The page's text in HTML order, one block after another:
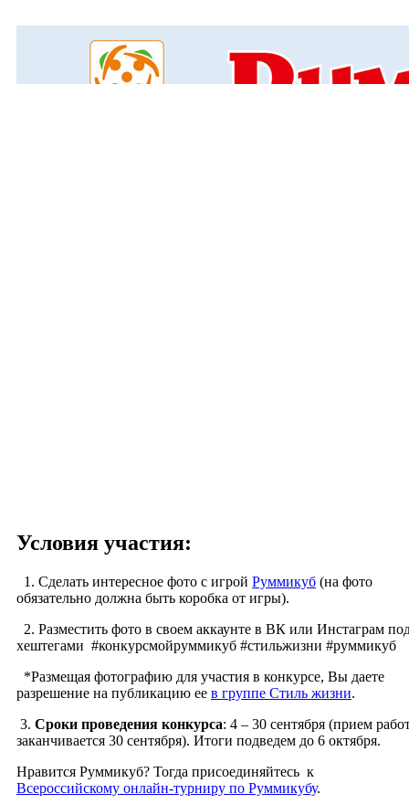
Условия участия:
1. Сделать интересное фото с игрой Руммикуб (на фото
обязательно должна быть коробка от игры).
2. Разместить фото в своем аккаунте в ВК или Инстаграм
хештегами #конкурсмойруммикуб #стильжизни #руммикуб
*Размещая фотографию для участия в конкурсе, Вы даете
разрешение на публикацию ее в группе Стиль жизни.
3. Сроки проведения конкурса: 4 – 30 сентября (прием
заканчивается 30 сентября). Итоги подведем до 6 октября.
Нравится Руммикуб? Тогда присоединяйтесь к
Всероссийскому онлайн-турниру по Руммикубу.